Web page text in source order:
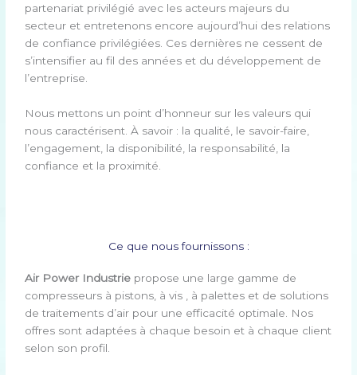
partenariat privilégié avec les acteurs majeurs du
secteur et entretenons encore aujourd’hui des relations
de confiance privilégiées. Ces dernières ne cessent de
s’intensifier au fil des années et du développement de
l’entreprise.
Nous mettons un point d’honneur sur les valeurs qui
nous caractérisent. À savoir : la qualité, le savoir-faire,
l’engagement, la disponibilité, la responsabilité, la
confiance et la proximité.
Ce que nous fournissons :
Air Power Industrie propose une large gamme de
compresseurs à pistons, à vis , à palettes et de solutions
de traitements d’air pour une efficacité optimale. Nos
offres sont adaptées à chaque besoin et à chaque client
selon son profil.